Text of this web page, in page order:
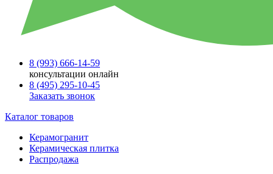
8 (993) 666-14-59
консультации онлайн
8 (495) 295-10-45
Заказать звонок
Каталог товаров
Керамогранит
Керамическая плитка
Распродажа